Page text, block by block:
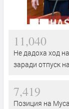
11,040
Не дадоха ход
заради отпуск
7,419
Позиция на